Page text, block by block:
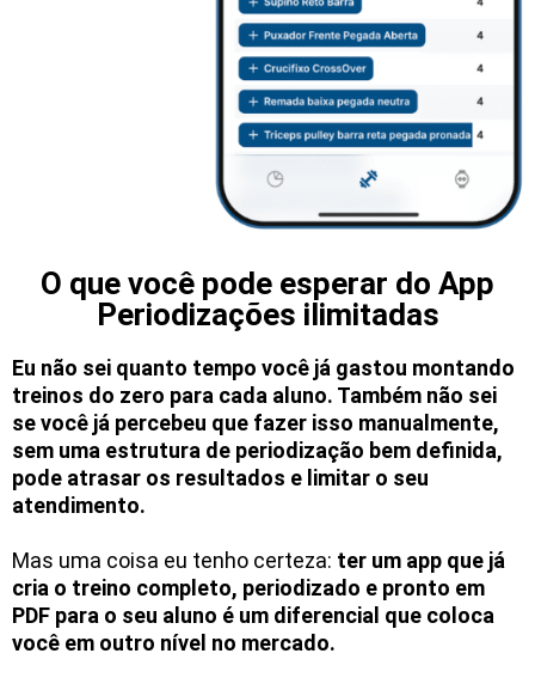
O que você pode esperar do App
Periodizações ilimitadas
Eu não sei quanto tempo você já gastou montando
treinos do zero para cada aluno. Também não sei
se você já percebeu que fazer isso manualmente,
sem uma estrutura de periodização bem definida,
pode atrasar os resultados e limitar o seu
atendimento.
Mas uma coisa eu tenho certeza: ter um app que já
cria o treino completo, periodizado e pronto em
PDF para o seu aluno é um diferencial que coloca
você em outro nível no mercado.